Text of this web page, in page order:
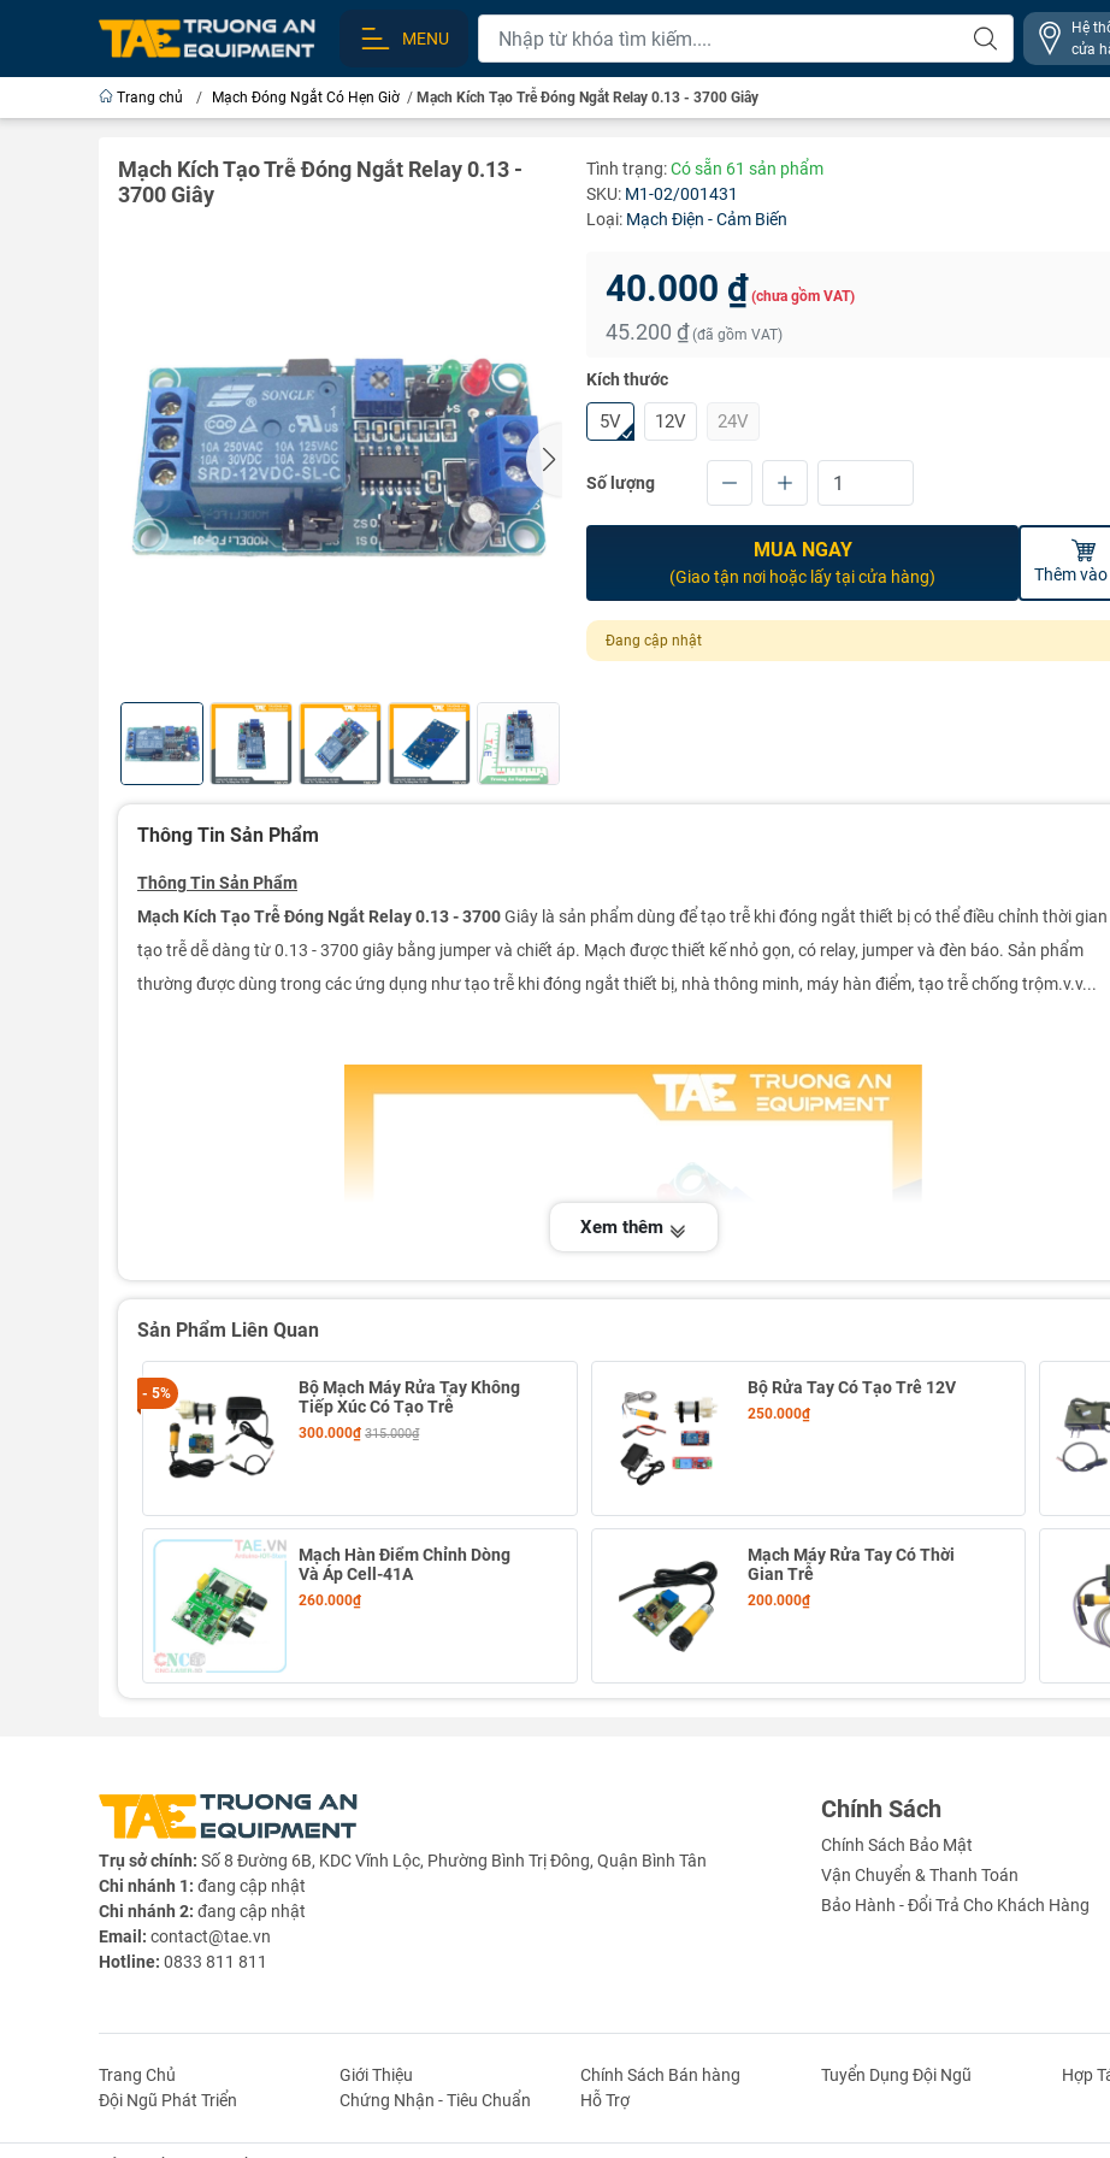
MENU
Hệ
cửa
Trang chủ / Mạch Đóng Ngắt Có Hẹn Giờ / Mạch Kích Tạo Trễ Đóng Ngắt Relay 0.13 - 3700 Giây
Mạch Kích Tạo Trễ Đóng Ngắt Relay 0.13 -
3700 Giây
Tình trạng:Có sẵn 61 sản phẩm
SKU: M1-02/001431
Loại: Mạch Điện - Cảm Biến
40.000 ₫ (chưa gồm VAT)
45.200 ₫ (đã gồm VAT)
Kích thước
5V 12V 24V
Số lượng
MUA NGAY
(Giao tận nơi hoặc lấy tại cửa hàng) Thêm
Đang cập nhật
Thông Tin Sản Phẩm
Thông Tin Sản Phẩm
Mạch Kích Tạo Trễ Đóng Ngắt Relay 0.13 - 3700Giây là sản phẩm dùng để tạo trễ khi đóng ngắt thiết bị có thể điều chỉnh thời gian
tạo trễ dễ dàng từ 0.13 - 3700 giây bằng jumper và chiết áp. Mạch được thiết kế nhỏ gọn, có relay, jumper và đèn báo. Sản phẩm
thường được dùng trong các ứng dụng như tạo trễ khi đóng ngắt thiết bị, nhà thông minh, máy hàn điểm, tạo trễ chống trộm.v.v...
Xem thêm
Sản Phẩm Liên Quan
- 5%
Bộ Mạch Máy Rửa Tay Không
Tiếp Xúc Có Tạo Trễ
300.000₫ 315.000₫
Bộ Rửa Tay Có Tạo Trễ 12V
250.000₫
Mạch Hàn Điểm Chỉnh Dòng
Và Áp Cell-41A
260.000₫
Mạch Máy Rửa Tay Có Thời
Gian Trễ
200.000₫
Trụ sở chính: Số 8 Đường 6B, KDC Vĩnh Lộc, Phường Bình Trị Đông, Quận Bình Tân
Chi nhánh 1: đang cập nhật
Chi nhánh 2: đang cập nhật
Email: contact@tae.vn
Hotline: 0833 811 811
Chính Sách
Chính Sách Bảo Mật
Vận Chuyển & Thanh Toán
Bảo Hành - Đổi Trả Cho Khách Hàng
Trang Chủ Giới Thiệu Chính Sách Bán hàng Tuyển Dụng Đội Ngũ Hợp
Đội Ngũ Phát Triển
Chứng Nhận - Tiêu Chuẩn Hỗ Trợ